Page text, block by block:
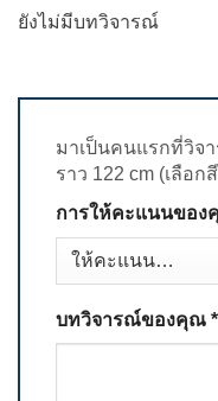
ยังไม่มีบทวิจารณ์
มาเป็นคนแรกที่วิจา
ราว 122 cm (เลือก
การให้คะแนนของ
บทวิจารณ์ของคุณ *